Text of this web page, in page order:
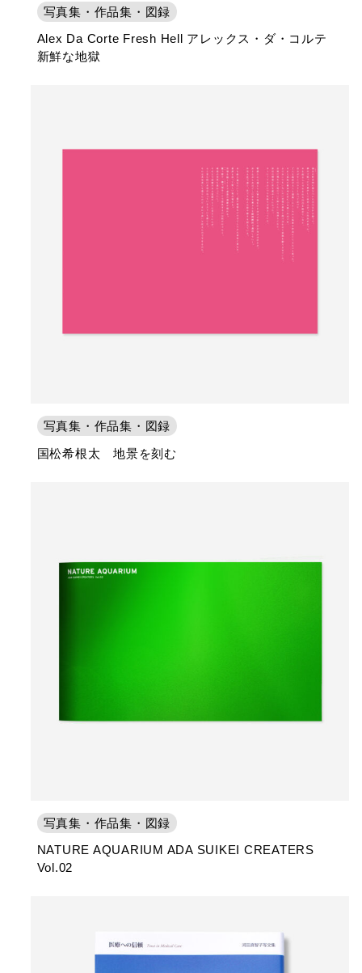
写真集・作品集・図録
Alex Da Corte Fresh Hell アレックス・ダ・コルテ
新鮮な地獄
写真集・作品集・図録
国松希根太 地景を刻む
写真集・作品集・図録
NATURE AQUARIUM ADA SUIKEI CREATERS
Vol.02